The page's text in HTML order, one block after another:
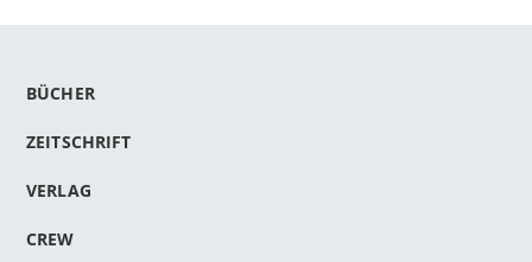
BÜCHER
ZEITSCHRIFT
VERLAG
CREW